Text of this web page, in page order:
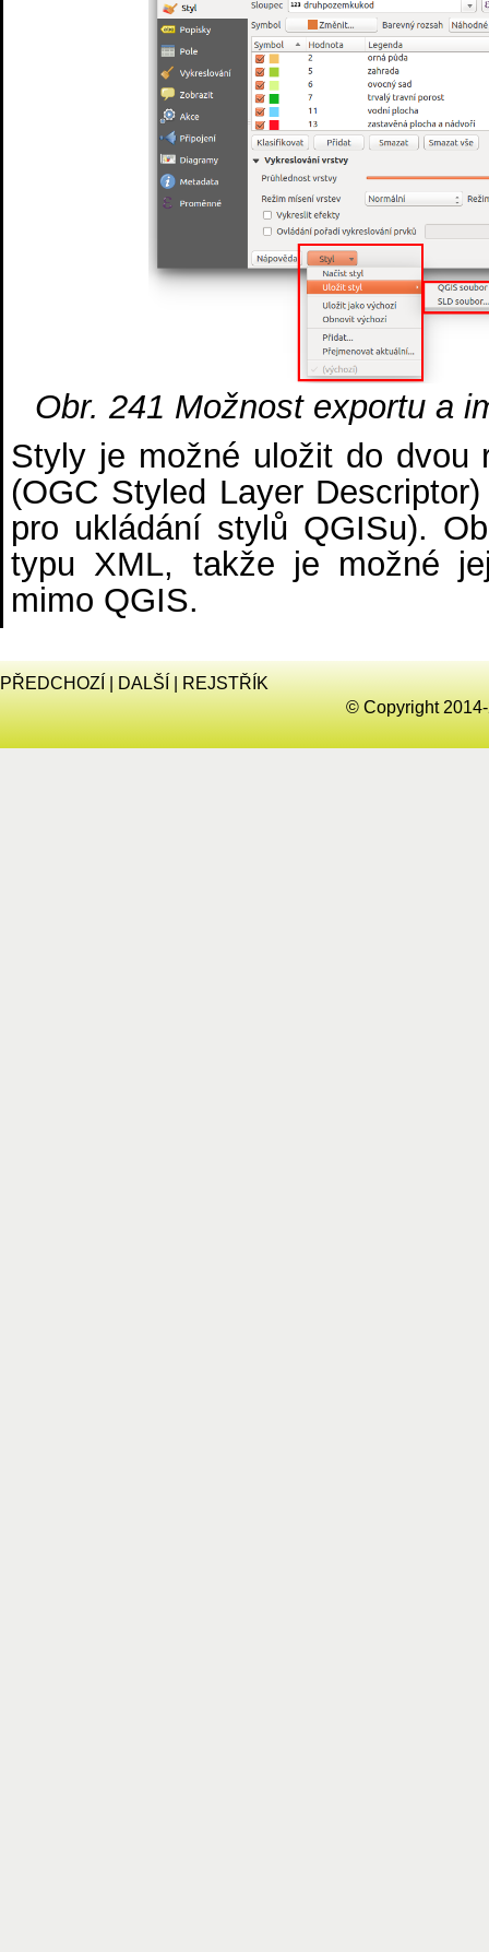
Obr. 241 Možnost exportu a
Styly je možné uložit do
(OGC Styled Layer
pro ukládání stylů QGISu).
typu XML, takže je možné
mimo QGIS.
PŘEDCHOZÍ DALŠÍ
REJSTŘÍK
© Copyright